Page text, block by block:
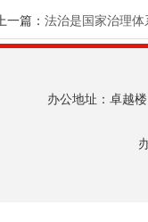
上一篇： 法治是国家治理
办公地址：卓越